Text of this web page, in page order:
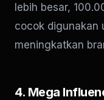
lebih besar,
cocok digunakan
meningkatkan
4. Mega